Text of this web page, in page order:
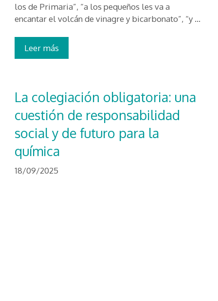
los de Primaria”, “a los pequeños les va a
encantar el volcán de vinagre y bicarbonato”, “y …
Leer más
La colegiación obligatoria: una
cuestión de responsabilidad
social y de futuro para la
química
18/09/2025